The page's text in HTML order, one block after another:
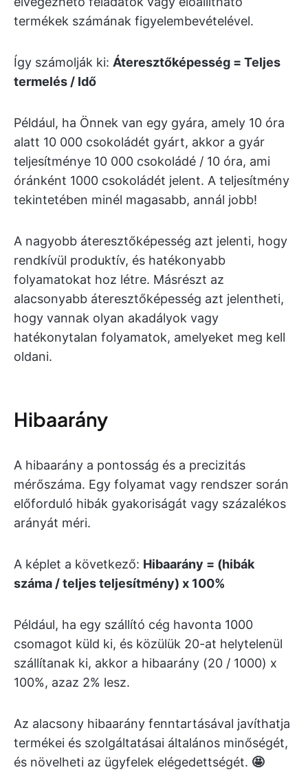
termékek számának figyelembevételével.
Így számolják ki: Áteresztőképesség = Teljes
termelés / Idő
Például, ha Önnek van egy gyára, amely 10 óra
alatt 10 000 csokoládét gyárt, akkor a gyár
teljesítménye 10 000 csokoládé / 10 óra, ami
óránként 1000 csokoládét jelent. A teljesítmény
tekintetében minél magasabb, annál jobb!
A nagyobb áteresztőképesség azt jelenti, hogy
rendkívül produktív, és hatékonyabb
folyamatokat hoz létre. Másrészt az
alacsonyabb áteresztőképesség azt jelentheti,
hogy vannak olyan akadályok vagy
hatékonytalan folyamatok, amelyeket meg kell
oldani.
Hibaarány
A hibaarány a pontosság és a precizitás
mérőszáma. Egy folyamat vagy rendszer során
előforduló hibák gyakoriságát vagy százalékos
arányát méri.
A képlet a következő: Hibaarány = (hibák
száma / teljes teljesítmény) x 100%
Például, ha egy szállító cég havonta 1000
csomagot küld ki, és közülük 20-at helytelenül
szállítanak ki, akkor a hibaarány (20 / 1000) x
100%, azaz 2% lesz.
Az alacsony hibaarány fenntartásával javíthatja
termékei és szolgáltatásai általános minőségét,
és növelheti az ügyfelek elégedettségét. 🤩